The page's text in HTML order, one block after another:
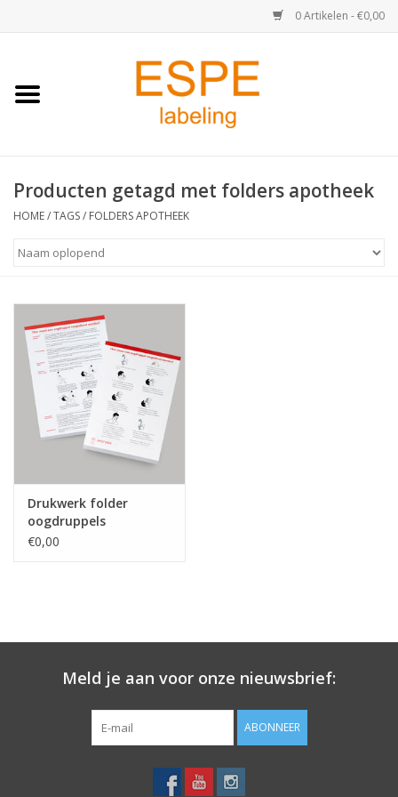
0 Artikelen - €0,00
Home
Retail
Kassa & Pinrollen
Verzend-etiketten
Merken
Producten getagd met folders apotheek
HOME/TAGS/ FOLDERS APOTHEEK
Drukwerk folder
oogdruppels
€0,00
Meld je aan voor onze nieuwsbrief:
ABONNEER